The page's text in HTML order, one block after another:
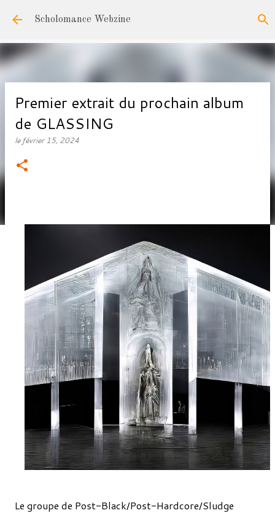
Accéder au contenu principal
Scholomance Webzine
Premier extrait du prochain album
de GLASSING
lefévrier 15, 2024
Le groupe de Post-Black/Post-Hardcore/Sludge